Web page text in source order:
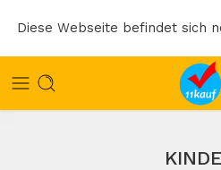
Diese Webseite befindet sich